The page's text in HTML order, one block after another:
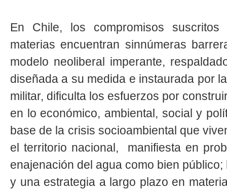
En Chile, los compromisos
materias encuentran sinnúmeras
modelo neoliberal imperante,
diseñada a su medida e instaurada por
militar, dificulta los esfuerzos por
en lo económico, ambiental, social y
base de la crisis socioambiental que
el territorio nacional, manifiesta en
enajenación del agua como bien
y una estrategia a largo plazo en